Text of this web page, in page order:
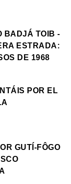
BADJÁ TOIB -
ESTRADA:
DE 1968
POR EL
GUTÍ-FÔGO